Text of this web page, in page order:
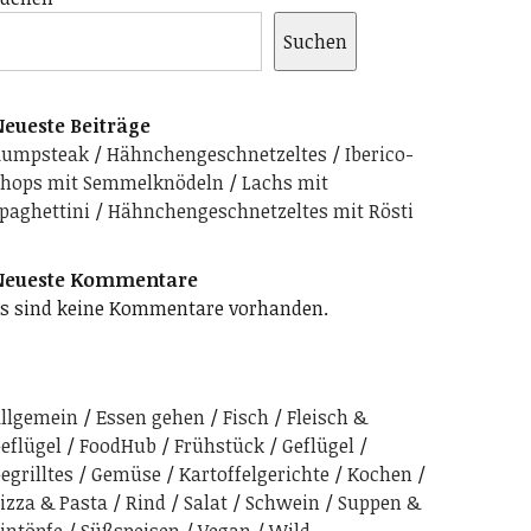
Suchen
Beiträge
Hähnchengeschnetzeltes
Iberico-
mit Semmelknödeln
Lachs mit
Hähnchengeschnetzeltes mit Rösti
Kommentare
sind keine Kommentare vorhanden.
Essen gehen Fisch
Fleisch &
FoodHub Frühstück
Geflügel
Gemüse Kartoffelgerichte
Kochen
& Pasta
Rind Salat Schwein
Suppen &